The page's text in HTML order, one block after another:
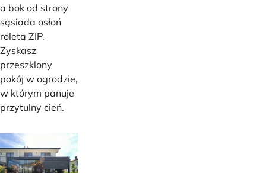
a bok od strony
sąsiada osłoń
roletą ZIP.
Zyskasz
przeszklony
pokój w ogrodzie,
w którym panuje
przytulny cień.